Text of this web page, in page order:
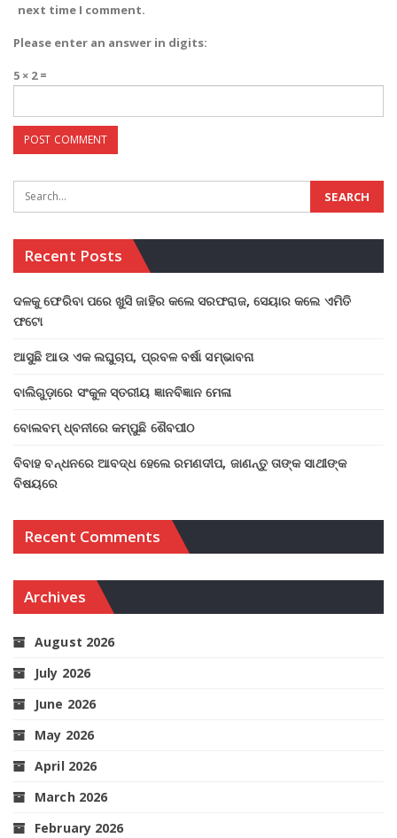
next time I comment.
Please enter an answer in digits:
5 × 2 =
Recent Posts
ଦଳକୁ ଫେରିବା ପରେ ଖୁସି ଜାହିର କଲେ ସରଫରାଜ, ସେୟାର କଲେ ଏମିତି
ଫଟୋ
ଆସୁଛି ଆଉ ଏକ ଲଘୁଚାପ, ପ୍ରବଳ ବର୍ଷା ସମ୍ଭାବନା
ବାଲିଗୁଡ଼ାରେ ସଂକୁଳ ସ୍ତରୀୟ ଜ୍ଞାନବିଜ୍ଞାନ ମେଳା
ବୋଲବମ୍ ଧ୍ବନୀରେ କମ୍ପୁଛି ଶୈବପୀଠ
ବିବାହ ବନ୍ଧନରେ ଆବଦ୍ଧ ହେଲେ ରମଣଦୀପ, ଜାଣନ୍ତୁ ତାଙ୍କ ସାଥୀଙ୍କ
ବିଷୟରେ
Recent Comments
Archives
August 2026
July 2026
June 2026
May 2026
April 2026
March 2026
February 2026